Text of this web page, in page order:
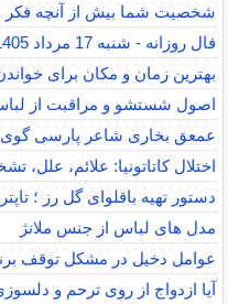
شخصیت شما بیش از آنچه فکر
فال روزانه - شنبه 17 مرداد 1405
بهترین زمان و مکان برای
اصول شستشو و مراقبت از
عمعق بخاری شاعر پارسی
اختلال کاتاتونیا: علائم، علل،
دستور تهیه باقلوای گل رز ؛
مدل های لباس از جنس ملانژ
عوامل دخیل در مشکل توقف
آیا ازدواج از روی ترحم و